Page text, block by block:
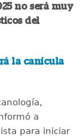
no será muy
del
la canícula
a
para iniciar